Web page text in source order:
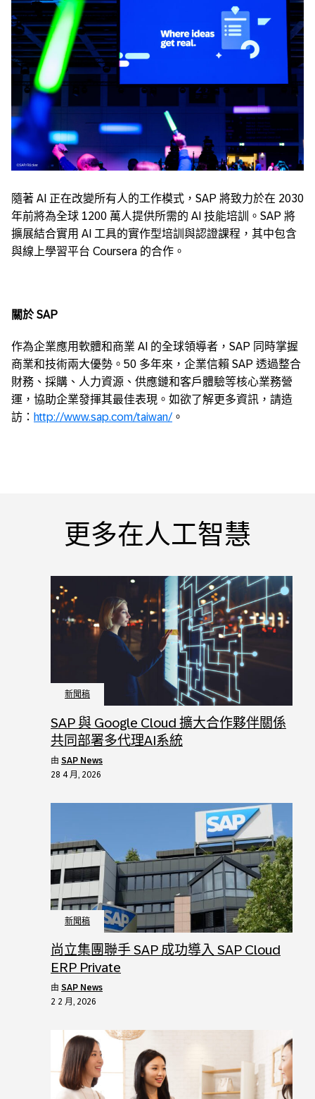
隨著 AI 正在改變所有人的工作模式，SAP 將致力於在 2030
年前將為全球 1200 萬人提供所需的 AI 技能培訓。SAP 將
擴展結合實用 AI 工具的實作型培訓與認證課程，其中包含
與線上學習平台 Coursera 的合作。
關於SAP
作為企業應用軟體和商業 AI 的全球領導者，SAP 同時掌握
商業和技術兩大優勢。50 多年來，企業信賴 SAP 透過整合
財務、採購、人力資源、供應鏈和客戶體驗等核心業務營
運，協助企業發揮其最佳表現。如欲了解更多資訊，請造
訪： http://www.sap.com/taiwan/ 。
更多在人工智慧
新聞稿
SAP 與 Google Cloud 擴大合作夥伴關係
共同部署多代理AI系統
SAP News
28 4 月, 2026
新聞稿
尚立集團聯手 SAP 成功導入 SAP Cloud
ERP Private
SAP News
2 2 月, 2026